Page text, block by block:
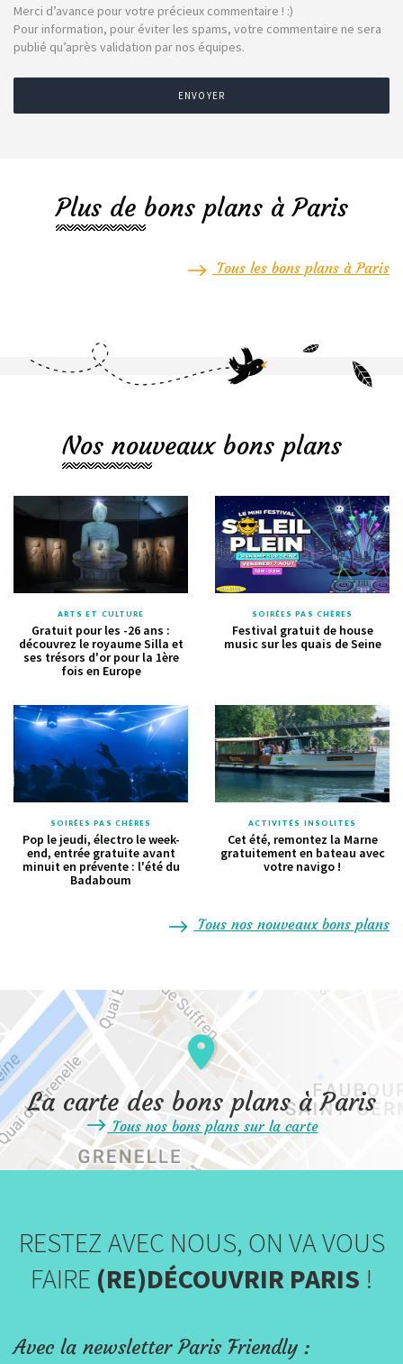
Merci d’avance pour votre précieux commentaire ! :)
Pour information, pour éviter les spams, votre commentaire ne sera
publié qu’après validation par nos équipes.
ENVOYER
Plus de bons plans à Paris
Tous les bons plans à Paris
Nos nouveaux bons plans
ARTS ET CULTURE
Gratuit pour les -26 ans :
découvrez le royaume Silla et
ses trésors d'or pour la 1ère
fois en Europe
SOIRÉES PAS CHÈRES
Festival gratuit de house
music sur les quais de Seine
SOIRÉES PAS CHÈRES
Pop le jeudi, électro le week-
end, entrée gratuite avant
minuit en prévente : l'été du
Badaboum
ACTIVITÉS INSOLITES
Cet été, remontez la Marne
gratuitement en bateau avec
votre navigo !
Tous nos nouveaux bons plans
La carte des bons plans à Paris
Tous nos bons plans sur la carte
RESTEZ AVEC NOUS, ON VA VOUS
FAIRE (RE)DÉCOUVRIR PARIS !
Avec la newsletter Paris Friendly :